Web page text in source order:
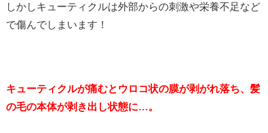
しかしキューティクルは外部からの刺激や栄養不足など
で傷んでしまいます！
キューティクルが痛むとウロコ状の膜が剥がれ落ち、髪
の毛の本体が剥き出し状態に…。